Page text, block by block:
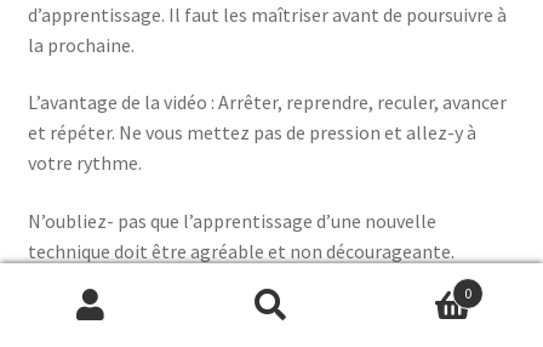
d’apprentissage. Il faut les maîtriser avant de poursuivre à
la prochaine.
L’avantage de la vidéo : Arrêter, reprendre, reculer, avancer
et répéter. Ne vous mettez pas de pression et allez-y à
votre rythme.
N’oubliez- pas que l’apprentissage d’une nouvelle
technique doit être agréable et non décourageante.
Nous espérons que ce tutoriel qui vous montre comment
Recherche
Recherche
0